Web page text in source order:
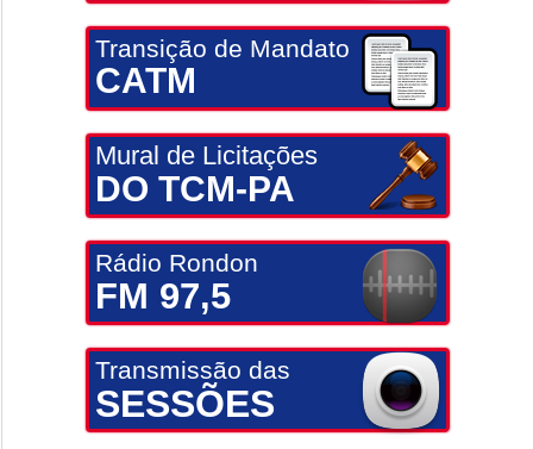
Transição de Mandato
CATM
Mural de Licitações
DO TCM-PA
Rádio Rondon
FM 97,5
Transmissão das
SESSÕES